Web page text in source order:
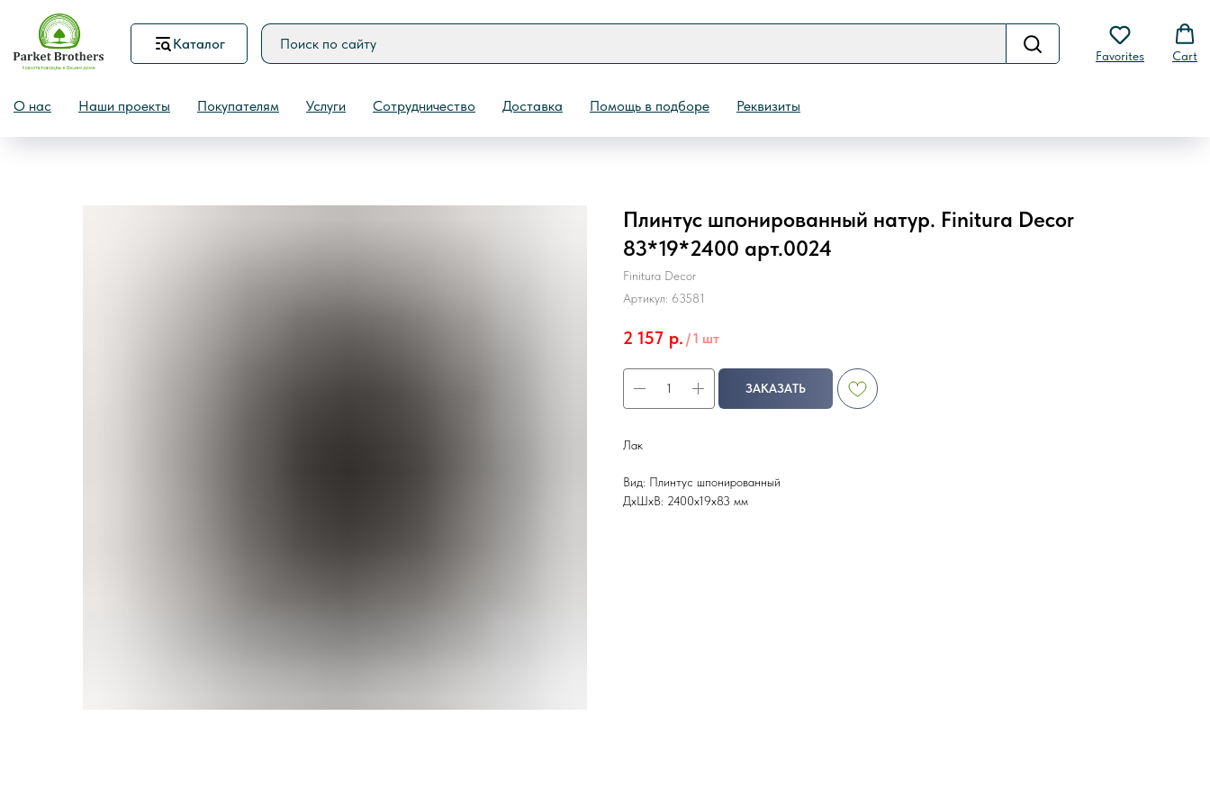
Каталог
Favorites Cart
О нас Наши проекты Покупателям Услуги Сотрудничество Доставка Помощь в подборе Реквизиты
НазадПлинтус шпонированный натур. Finitura Decor
83*19*2400 арт.0024
Finitura Decor
Артикул: 63581
2 157 р. /1 шт
ЗАКАЗАТЬ
Лак
Вид: Плинтус шпонированный
ДxШxВ: 2400x19x83 мм